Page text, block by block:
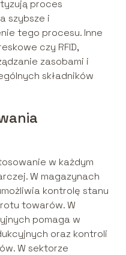
proces
szybsze i
tego procesu. Inne
czy RFID,
zasobami i
składników
w każdym
W magazynach
kontrolę stanu
towarów. W
pomaga w
oraz kontroli
W sektorze